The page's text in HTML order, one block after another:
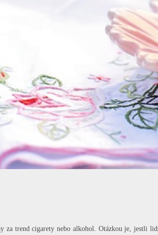
za trend cigarety nebo alkohol. Otázkou je, jestli